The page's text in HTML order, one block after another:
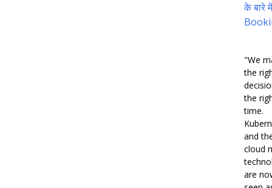
के बारे
"We
the
the
time.
and
cloud
are